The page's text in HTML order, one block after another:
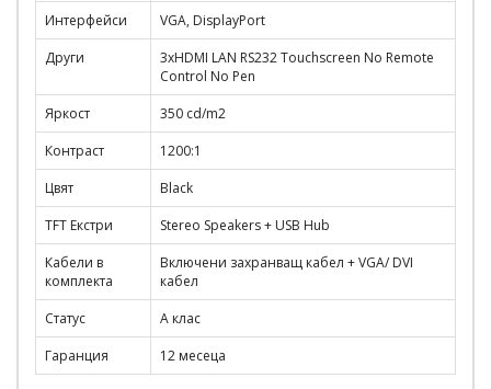
Интерфейси
VGA, DisplayPort
Други
3xHDMI LAN RS232 Touchscreen No Remote
Control No Pen
Яркост
350 cd/m2
Контраст
1200:1
Цвят
Black
TFT Екстри
Stereo Speakers + USB Hub
Кабели в
комплекта
Включени захранващ кабел + VGA/ DVI
кабел
Статус
A клас
Гаранция
12 месеца